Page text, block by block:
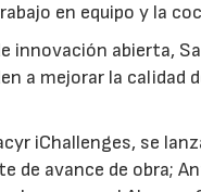
en equipo y la
innovación abierta,
a mejorar la
iChallenges, se
de avance de obra;